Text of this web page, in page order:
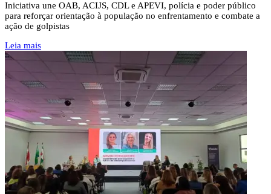
Iniciativa une OAB, ACIJS, CDL e APEVI, polícia e poder público
para reforçar orientação à população no enfrentamento e combate a
ação de golpistas
Leia mais